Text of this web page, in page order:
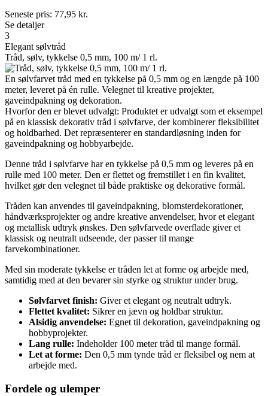
Seneste pris: 77,95 kr.
Se detaljer
3
Elegant sølvtråd
Tråd, sølv, tykkelse 0,5 mm, 100 m/ 1 rl.
En sølvfarvet tråd med en tykkelse på 0,5 mm og en længde på 100
meter, leveret på én rulle. Velegnet til kreative projekter,
gaveindpakning og dekoration.
Hvorfor den er blevet udvalgt: Produktet er udvalgt som et eksempel
på en klassisk dekorativ tråd i sølvfarve, der kombinerer fleksibilitet
og holdbarhed. Det repræsenterer en standardløsning inden for
gaveindpakning og hobbyarbejde.
Denne tråd i sølvfarve har en tykkelse på 0,5 mm og leveres på en
rulle med 100 meter. Den er flettet og fremstillet i en fin kvalitet,
hvilket gør den velegnet til både praktiske og dekorative formål.
Tråden kan anvendes til gaveindpakning, blomsterdekorationer,
håndværksprojekter og andre kreative anvendelser, hvor et elegant
og metallisk udtryk ønskes. Den sølvfarvede overflade giver et
klassisk og neutralt udseende, der passer til mange
farvekombinationer.
Med sin moderate tykkelse er tråden let at forme og arbejde med,
samtidig med at den bevarer sin styrke og struktur under brug.
Sølvfarvet finish: Giver et elegant og neutralt udtryk.
Flettet kvalitet: Sikrer en jævn og holdbar struktur.
Alsidig anvendelse: Egnet til dekoration, gaveindpakning og
hobbyprojekter.
Lang rulle: Indeholder 100 meter tråd til mange formål.
Let at forme: Den 0,5 mm tynde tråd er fleksibel og nem at
arbejde med.
Fordele og ulemper